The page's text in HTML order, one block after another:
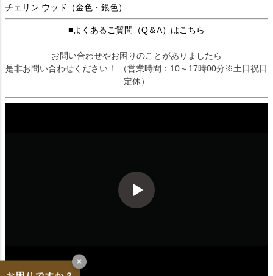
チェリン ウッド（金色・銀色）
■よくあるご質問（Q＆A）はこちら
お問い合わせやお困りのことがありましたら
是非お問い合わせください！ （営業時間：10～17時00分※土日祝日
定休）
×